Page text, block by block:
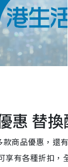
惠 替
款商品優惠，還
享有各種折扣，